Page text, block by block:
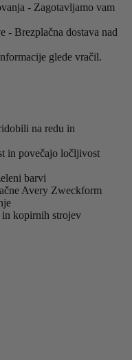
- Zagotavljamo vam
- Brezplačna dostava nad
glede vračil.
na redu in
in povečajo ločljivost
barvi
Avery Zweckform
in kopirnih strojev